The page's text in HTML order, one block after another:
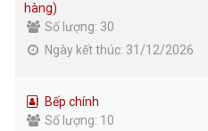
hàng)
Số lượng: 30
Ngày kết thúc: 31/12/2026
Bếp chính
Số lượng: 10